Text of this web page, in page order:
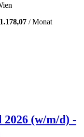
/ Monat
(w/m/d) -